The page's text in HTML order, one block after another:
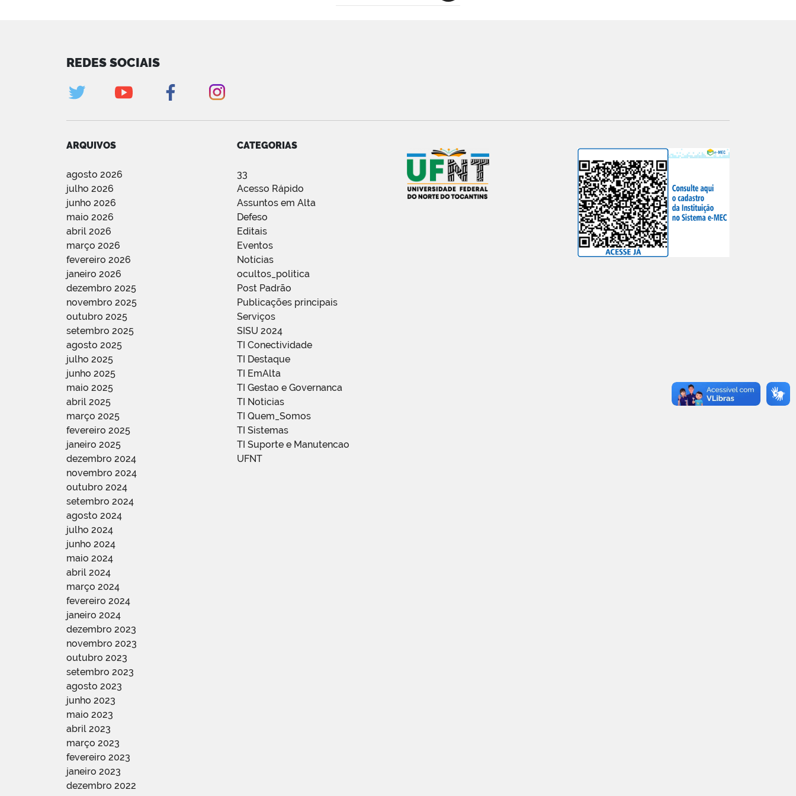
REDES SOCIAIS
ARQUIVOS
agosto 2026
julho 2026
junho 2026
maio 2026
abril 2026
março 2026
fevereiro 2026
janeiro 2026
dezembro 2025
novembro 2025
outubro 2025
setembro 2025
agosto 2025
julho 2025
junho 2025
maio 2025
abril 2025
março 2025
fevereiro 2025
janeiro 2025
dezembro 2024
novembro 2024
outubro 2024
setembro 2024
agosto 2024
julho 2024
junho 2024
maio 2024
abril 2024
março 2024
fevereiro 2024
janeiro 2024
dezembro 2023
novembro 2023
outubro 2023
setembro 2023
agosto 2023
junho 2023
maio 2023
abril 2023
março 2023
fevereiro 2023
janeiro 2023
dezembro 2022
CATEGORIAS
33
Acesso Rápido
Assuntos em Alta
Defeso
Editais
Eventos
Notícias
ocultos_politica
Post Padrão
Publicações principais
Serviços
SISU 2024
TI Conectividade
TI Destaque
TI EmAlta
TI Gestao e Governanca
TI Noticias
TI Quem_Somos
TI Sistemas
TI Suporte e Manutencao
UFNT